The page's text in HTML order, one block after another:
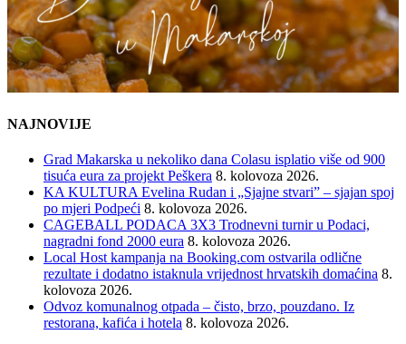
NAJNOVIJE
Grad Makarska u nekoliko dana Colasu isplatio više od 900
tisuća eura za projekt Peškera 8. kolovoza 2026.
KA KULTURA Evelina Rudan i „Sjajne stvari” – sjajan spoj
po mjeri Podpeći 8. kolovoza 2026.
CAGEBALL PODACA 3X3 Trodnevni turnir u Podaci,
nagradni fond 2000 eura 8. kolovoza 2026.
Local Host kampanja na Booking.com ostvarila odlične
rezultate i dodatno istaknula vrijednost hrvatskih domaćina 8.
kolovoza 2026.
Odvoz komunalnog otpada – čisto, brzo, pouzdano. Iz
restorana, kafića i hotela 8. kolovoza 2026.